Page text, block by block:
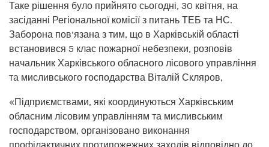
Таке рішення було прийнято сьогодні, 30 квітня, на
засіданні Регіональної комісії з питань ТЕБ ​​та НС.
Заборона пов’язана з тим, що в Харківській області
встановився 5 клас пожарної небезпеки, розповів
начальник Харківського обласного лісового управління
та мисливського господарства Віталій Скляров,
«Підприємствами, які координуються Харківським
обласним лісовим управлінням та мисливським
господарством, організовано виконання
профілактичних протипожежних заходів відповідно до